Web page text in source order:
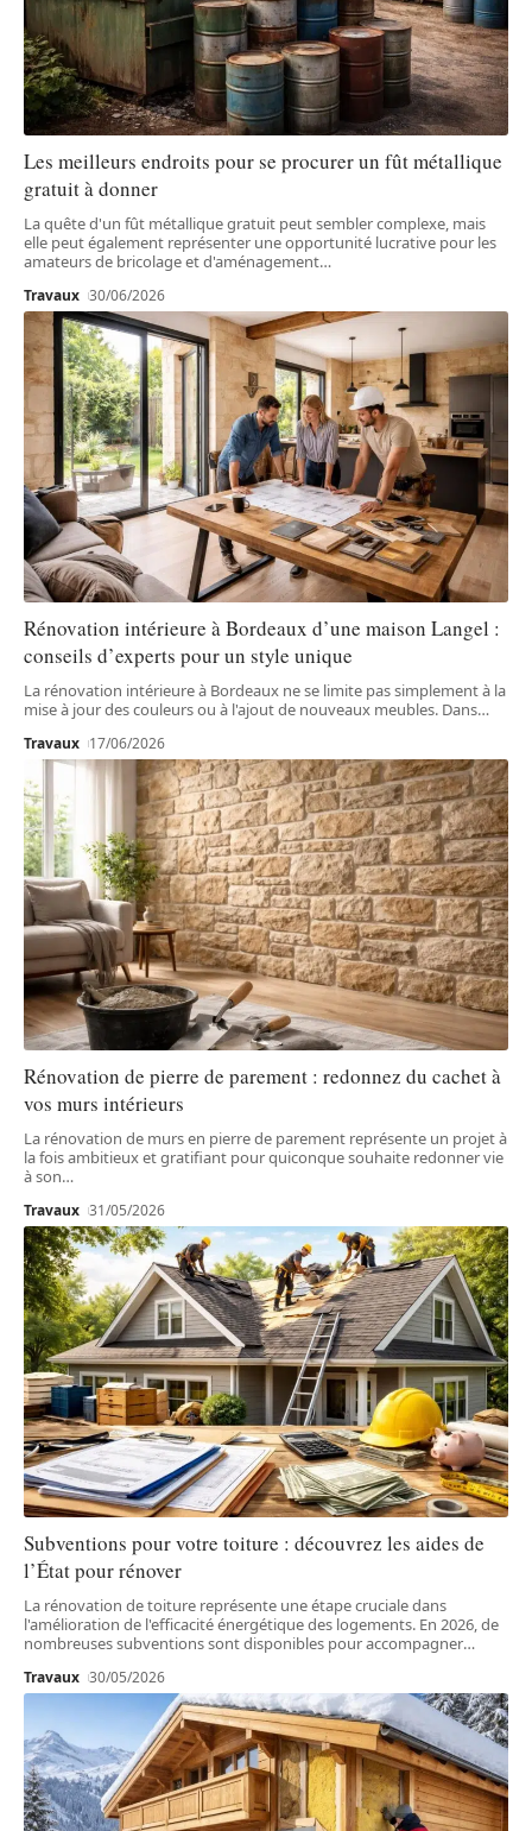
Les meilleurs endroits pour se procurer un fût métallique
gratuit à donner
La quête d'un fût métallique gratuit peut sembler complexe, mais
elle peut également représenter une opportunité lucrative pour les
amateurs de bricolage et d'aménagement…
Travaux 30/06/2026
Rénovation intérieure à Bordeaux d’une maison Langel :
conseils d’experts pour un style unique
La rénovation intérieure à Bordeaux ne se limite pas simplement à la
mise à jour des couleurs ou à l'ajout de nouveaux meubles. Dans…
Travaux 17/06/2026
Rénovation de pierre de parement : redonnez du cachet à
vos murs intérieurs
La rénovation de murs en pierre de parement représente un projet à
la fois ambitieux et gratifiant pour quiconque souhaite redonner vie
à son…
Travaux 31/05/2026
Subventions pour votre toiture : découvrez les aides de
l’État pour rénover
La rénovation de toiture représente une étape cruciale dans
l'amélioration de l'efficacité énergétique des logements. En 2026, de
nombreuses subventions sont disponibles pour accompagner…
Travaux 30/05/2026